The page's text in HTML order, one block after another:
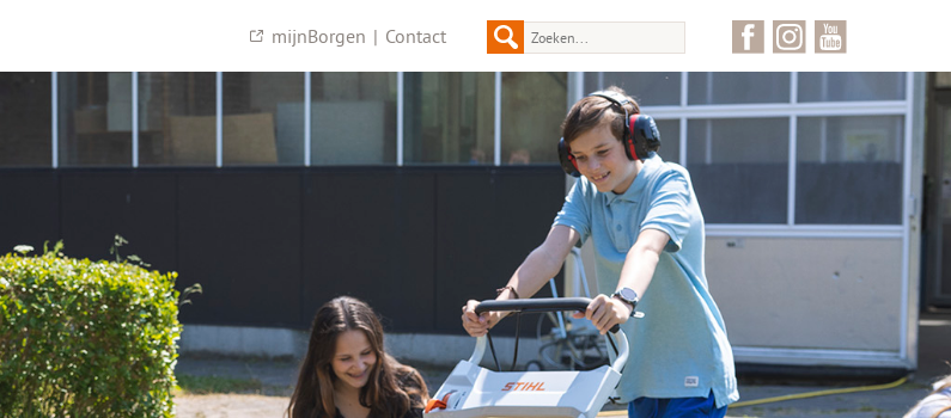
mijnBorgen | Contact